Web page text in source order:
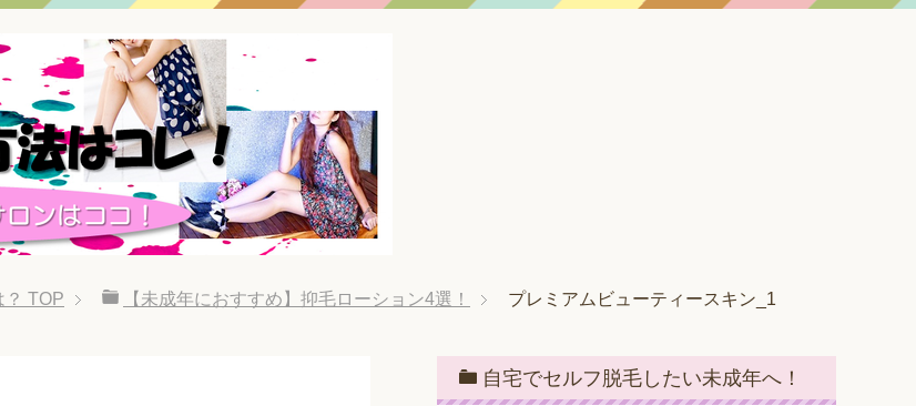
TOP 【未成年におすすめ】抑毛ローション4選！ プレミアムビューティースキン_1
自宅でセルフ脱毛したい未成年へ！